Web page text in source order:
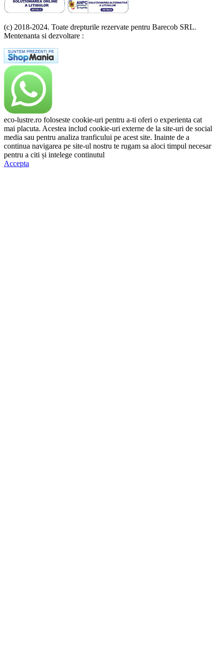
(c) 2018-2024. Toate drepturile rezervate pentru Barecob SRL.
Mentenanta si dezvoltare :
eco-lustre.ro foloseste cookie-uri pentru a-ti oferi o experienta cat
mai placuta. Acestea includ cookie-uri externe de la site-uri de social
media sau pentru analiza tranficului pe acest site. Inainte de a
continua navigarea pe site-ul nostru te rugam sa aloci timpul necesar
pentru a citi și intelege continutul
Accepta